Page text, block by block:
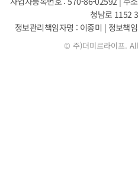
청남로 1152
정보관리책임자명 : 이종미 | 정보책
© 주)더미르라이프.